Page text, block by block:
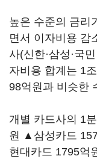
높은 수준의 금리
면서 이자비용 감
사(신한·삼성·국
자비용 합계는 1
98억원과 비슷한
개별 카드사의 1
원 ▲삼성카드
현대카드 1795